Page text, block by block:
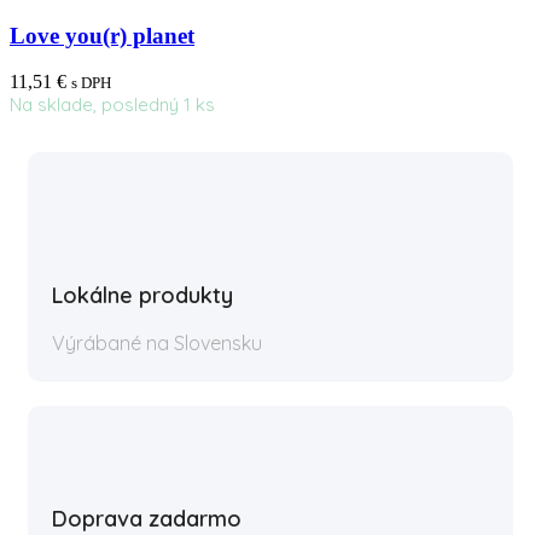
Love you(r) planet
11,51 € s DPH
Na sklade, posledný 1 ks
Lokálne produkty
Výrábané na Slovensku
Doprava zadarmo